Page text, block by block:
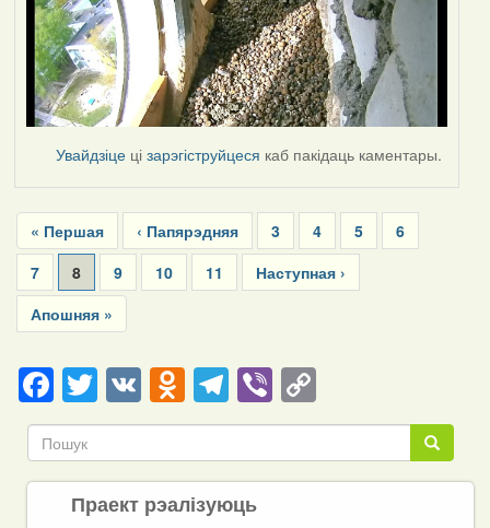
Увайдзіце цізарэгіструйцеся каб пакідаць каментары.
Pagination
First
page
« Першая
Previous
page
‹ Папярэдняя Page
3 Page
4 Page
5 Page
6
Page
7
Current
page
8 Page
9 Page
10 Page
11
Next
page
Наступная ›
Last
page
Апошняя »
Facebook
Twitter
VKOdnoklassniki
Telegram
ViberCopy
Link Пошук
Пошук
Праект рэалізуюць